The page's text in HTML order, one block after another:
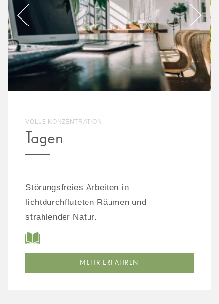
VOLLE KONZENTRATION
Tagen
Störungsfreies Arbeiten in
lichtdurchfluteten Räumen und
strahlender Natur.
MEHR ERFAHREN